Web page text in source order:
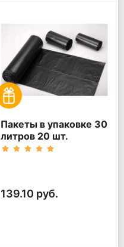
Пакеты в упаковке 30
литров 20 шт.
(20шт*3рул)
139.10 руб.